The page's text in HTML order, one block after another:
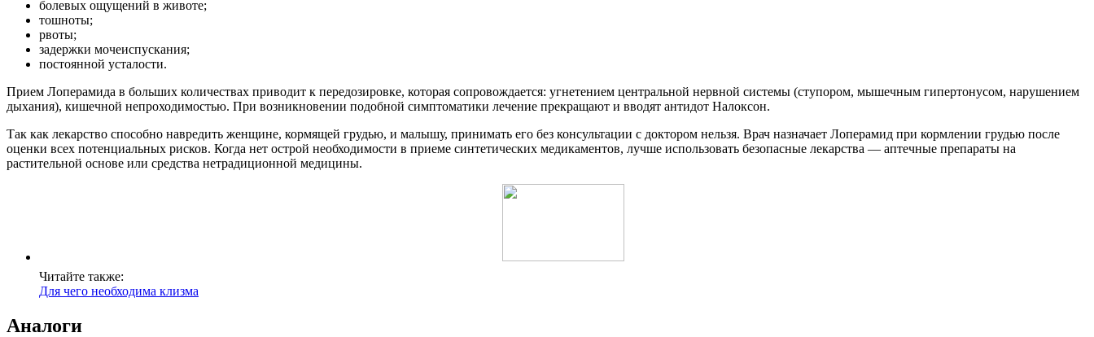
болевых ощущений в животе;
тошноты;
рвоты;
задержки мочеиспускания;
постоянной усталости.
Прием Лоперамида в больших количествах приводит к передозировке, которая сопровождается: угнетением центральной нервной системы (ступором, мышечным гипертонусом, нарушением
дыхания), кишечной непроходимостью. При возникновении подобной симптоматики лечение прекращают и вводят антидот Налоксон.
Так как лекарство способно навредить женщине, кормящей грудью, и малышу, принимать его без консультации с доктором нельзя. Врач назначает Лоперамид при кормлении грудью после
оценки всех потенциальных рисков. Когда нет острой необходимости в приеме синтетических медикаментов, лучше использовать безопасные лекарства — аптечные препараты на
растительной основе или средства нетрадиционной медицины.
Читайте также:
Для чего необходима клизма
Аналоги